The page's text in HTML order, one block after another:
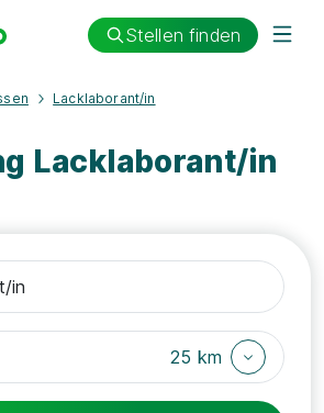
Stellen finden
Lacklaborant/in
Lacklaborant/in
25 km